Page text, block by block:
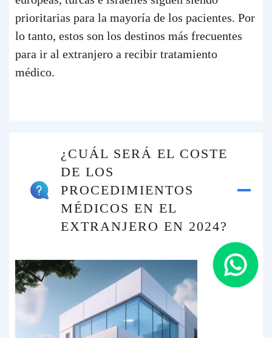
prioritarias para la mayoría de los pacientes. Por
lo tanto, estos son los destinos más frecuentes
para ir al extranjero a recibir tratamiento
médico.
¿CUÁL SERÁ EL COSTE
DE LOS
PROCEDIMIENTOS
MÉDICOS EN EL
EXTRANJERO EN 2024?